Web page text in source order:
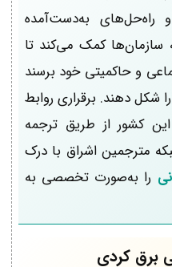
راه‌حل‌های به‌دست‌آمده
سازمان‌ها کمک می‌کند تا
و حاکمیتی خود برسند
شکل دهند. برقراری روابط
کشور از طریق ترجمه
مترجمین اشراق با درک
را به‌صورت تخصصی به
برق کردی